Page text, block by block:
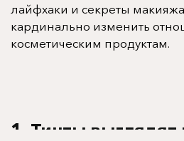
лайфхаки и секреты
кардинально изменить
косметическим продуктам.
1. Тинты выглядят